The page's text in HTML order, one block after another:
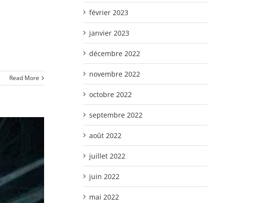
Read More
février 2023
janvier 2023
décembre 2022
novembre 2022
octobre 2022
septembre 2022
août 2022
juillet 2022
juin 2022
mai 2022